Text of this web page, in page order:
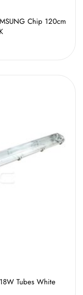
Chip 120cm
Tubes White